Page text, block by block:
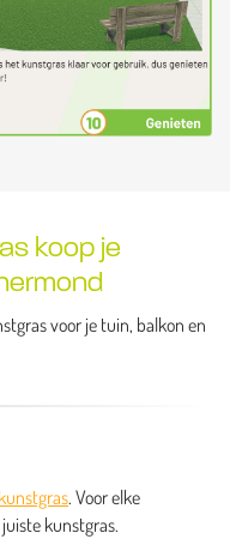
koop je
voor je tuin, balkon en
. Voor elke
kunstgras.